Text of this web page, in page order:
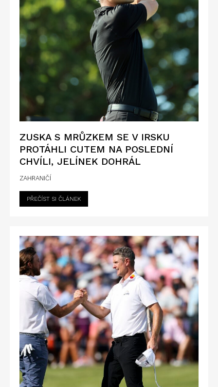
ZUSKA S MRŮZKEM SE V IRSKU
PROTÁHLI CUTEM NA POSLEDNÍ
CHVÍLI, JELÍNEK DOHRÁL
ZAHRANIČÍ
PŘEČÍST SI ČLÁNEK